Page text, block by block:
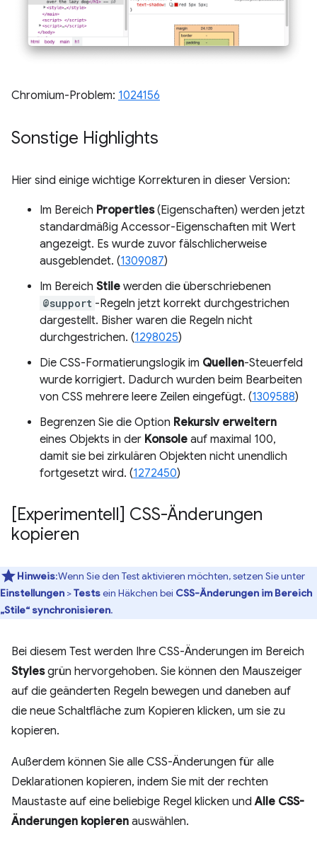
Chromium-Problem: 1024156
Sonstige Highlights
Hier sind einige wichtige Korrekturen in dieser Version:
Im Bereich Properties(Eigenschaften) werden jetzt
standardmäßig Accessor-Eigenschaften mit Wert
angezeigt. Es wurde zuvor fälschlicherweise
ausgeblendet. (1309087)
Im Bereich Stile werden die überschriebenen
@support -Regeln jetzt korrekt durchgestrichen
dargestellt. Bisher waren die Regeln nicht
durchgestrichen. (1298025)
Die CSS-Formatierungslogik im Quellen-Steuerfeld
wurde korrigiert. Dadurch wurden beim Bearbeiten
von CSS mehrere leere Zeilen eingefügt. (1309588)
Begrenzen Sie die Option Rekursiv erweitern
eines Objekts in der Konsole auf maximal 100,
damit sie bei zirkulären Objekten nicht unendlich
fortgesetzt wird. (1272450)
[Experimentell] CSS-Änderungen
kopieren
Hinweis:Wenn Sie den Test aktivieren möchten, setzen Sie unter
Einstellungen >Testsein Häkchen bei CSS-Änderungen im Bereich
„Stile“ synchronisieren.
Bei diesem Test werden Ihre CSS-Änderungen im Bereich
Stylesgrün hervorgehoben. Sie können den Mauszeiger
auf die geänderten Regeln bewegen und daneben auf
die neue Schaltfläche zum Kopieren klicken, um sie zu
kopieren.
Außerdem können Sie alle CSS-Änderungen für alle
Deklarationen kopieren, indem Sie mit der rechten
Maustaste auf eine beliebige Regel klicken undAlle CSS-
Änderungen kopieren auswählen.